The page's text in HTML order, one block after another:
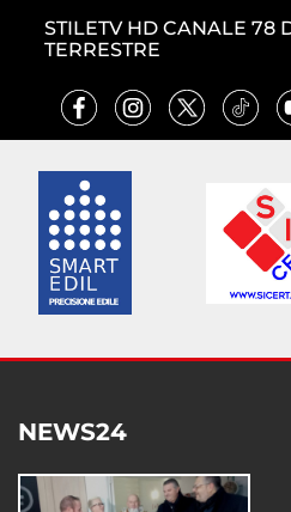
STILETV HD CANALE 78
TERRESTRE
NEWS24